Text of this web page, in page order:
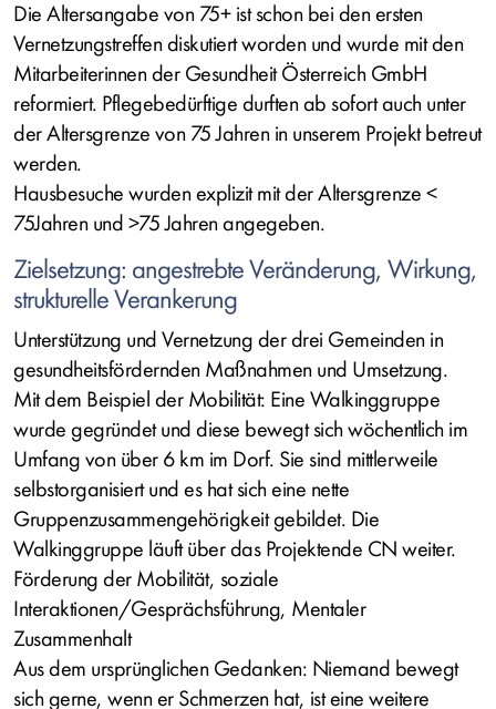
Die Altersangabe von 75+ ist schon bei den ersten
Vernetzungstreffen diskutiert worden und wurde mit den
Mitarbeiterinnen der Gesundheit Österreich GmbH
reformiert. Pflegebedürftige durften ab sofort auch unter
der Altersgrenze von 75 Jahren in unserem Projekt betreut
werden.
Hausbesuche wurden explizit mit der Altersgrenze <
75Jahren und >75 Jahren angegeben.
Zielsetzung: angestrebte Veränderung, Wirkung,
strukturelle Verankerung
Unterstützung und Vernetzung der drei Gemeinden in
gesundheitsfördernden Maßnahmen und Umsetzung.
Mit dem Beispiel der Mobilität: Eine Walkinggruppe
wurde gegründet und diese bewegt sich wöchentlich im
Umfang von über 6 km im Dorf. Sie sind mittlerweile
selbstorganisiert und es hat sich eine nette
Gruppenzusammengehörigkeit gebildet. Die
Walkinggruppe läuft über das Projektende CN weiter.
Förderung der Mobilität, soziale
Interaktionen/Gesprächsführung, Mentaler
Zusammenhalt
Aus dem ursprünglichen Gedanken: Niemand bewegt
sich gerne, wenn er Schmerzen hat, ist eine weitere